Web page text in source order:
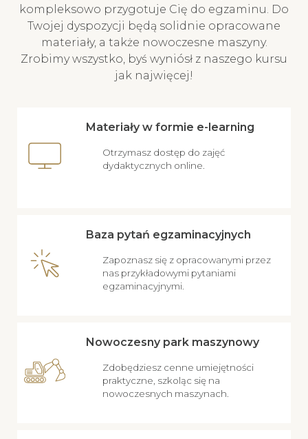
kompleksowo przygotuje Cię do egzaminu. Do
Twojej dyspozycji będą solidnie opracowane
materiały, a także nowoczesne maszyny.
Zrobimy wszystko, byś wyniósł z naszego kursu
jak najwięcej!
Materiały w formie e-learning
Otrzymasz dostęp do zajęć
dydaktycznych online.
Baza pytań egzaminacyjnych
Zapoznasz się z opracowanymi przez
nas przykładowymi pytaniami
egzaminacyjnymi.
Nowoczesny park maszynowy
Zdobędziesz cenne umiejętności
praktyczne, szkoląc się na
nowoczesnych maszynach.